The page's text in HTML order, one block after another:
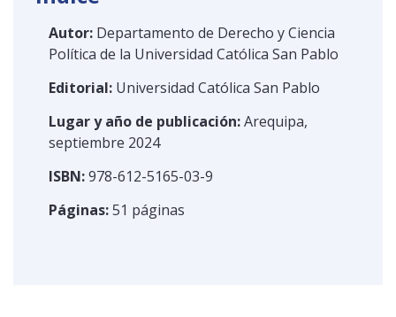
Autor: Departamento de Derecho y Ciencia
Política de la Universidad Católica San Pablo
Editorial: Universidad Católica San Pablo
Lugar y año de publicación:Arequipa,
septiembre 2024
ISBN:978-612-5165-03-9
Páginas:51 páginas